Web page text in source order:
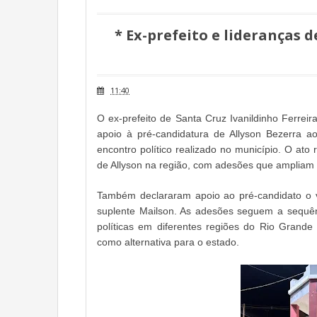
* Ex-prefeito e lideranças
11:40
O ex-prefeito de Santa Cruz Ivanildinho
apoio à pré-candidatura de Allyson Bezerra
encontro político realizado no município. O ato
de Allyson na região, com adesões que
Também declararam apoio ao pré-candidato
suplente Mailson. As adesões seguem a
políticas em diferentes regiões do Rio
como alternativa para o estado.